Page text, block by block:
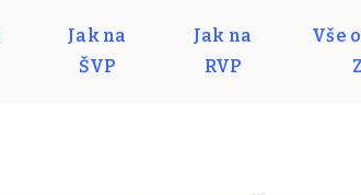
Jak na
ŠVP
Jak na
RVP
Vše